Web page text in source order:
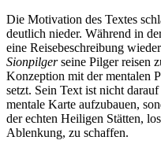
Die Motivation des Textes
deutlich nieder. Während in
eine Reisebeschreibung
Sionpilgerseine Pilger reisen
Konzeption mit der mentalen
setzt. Sein Text ist nicht
mentale Karte aufzubauen,
der echten Heiligen Stätten,
Ablenkung, zu schaffen.